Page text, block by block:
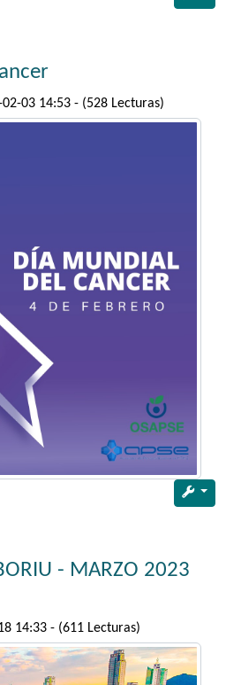
03 14:53 - (528 Lecturas)
- MARZO 2023
14:33 - (611 Lecturas)